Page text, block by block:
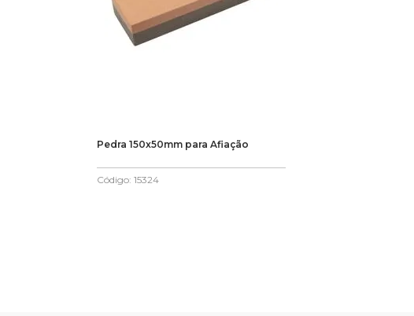
Pedra 150x50mm para Afiação
Código: 15324